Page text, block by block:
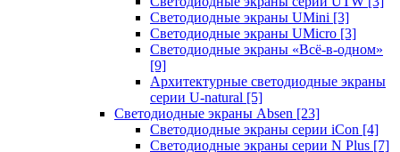
Светодиодные экраны UMini [3]
Светодиодные экраны UMicro [3]
Светодиодные экраны «Всё-в-одном»
[9]
Архитектурные светодиодные экраны
серии U-natural [5]
Светодиодные экраны Absen [23]
Светодиодные экраны серии iCon [4]
Светодиодные экраны серии N Plus [7]